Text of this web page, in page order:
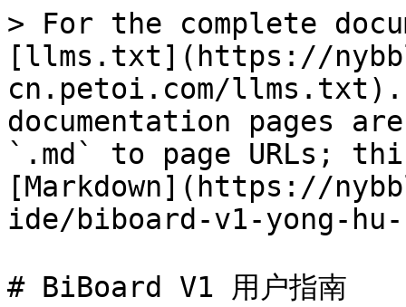
> For the complete
[llms.txt](https://
cn.petoi.com/llms.txt).
documentation pages
`.md` to page URLs;
[Markdown](https://
ide/biboard-v1-yong-
# BiBoard V1 用户指南